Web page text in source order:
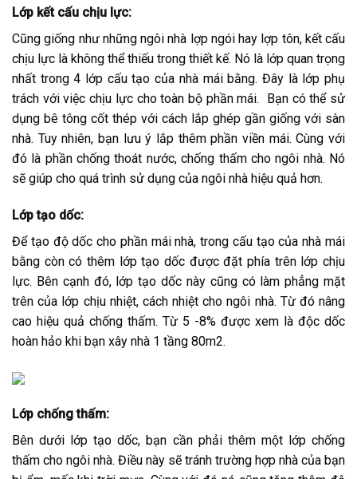
Lớp kết cấu chịu lực:
Cũng giống như những ngôi nhà lợp ngói hay lợp tôn, kết cấu
chịu lực là không thể thiếu trong thiết kế. Nó là lớp quan trọng
nhất trong 4 lớp cấu tạo của nhà mái bằng. Đây là lớp phụ
trách với việc chịu lực cho toàn bộ phần mái. Bạn có thể sử
dụng bê tông cốt thép với cách lắp ghép gần giống với sàn
nhà. Tuy nhiên, bạn lưu ý lắp thêm phần viền mái. Cùng với
đó là phần chống thoát nước, chống thấm cho ngôi nhà. Nó
sẽ giúp cho quá trình sử dụng của ngôi nhà hiệu quả hơn.
Lớp tạo dốc:
Để tạo độ dốc cho phần mái nhà, trong cấu tạo của nhà mái
bằng còn có thêm lớp tạo dốc được đặt phía trên lớp chịu
lực. Bên cạnh đó, lớp tạo dốc này cũng có làm phẳng mặt
trên của lớp chịu nhiệt, cách nhiệt cho ngôi nhà. Từ đó nâng
cao hiệu quả chống thấm. Từ 5 -8% được xem là độc dốc
hoàn hảo khi bạn xây nhà 1 tầng 80m2.
Lớp chống thấm:
Bên dưới lớp tạo dốc, bạn cần phải thêm một lớp chống
thấm cho ngôi nhà. Điều này sẽ tránh trường hợp nhà của bạn